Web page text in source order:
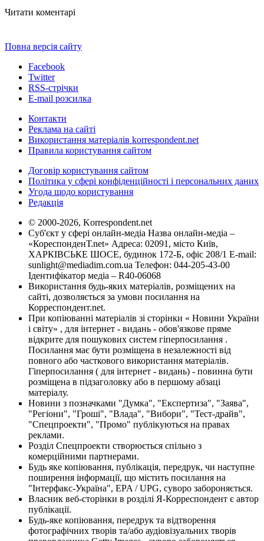
Читати коментарі
Повна версія сайту
Facebook
Twitter
RSS-стрічки
E-mail розсилка
Контакти
Реклама на сайті
Використання матеріалів korrespondent.net
Правила користування сайтом
Договір користування сайтом
Політика у сфері конфіденційності і персональних даних
Угода щодо користування
Редакція
© 2000-2026, Korrespondent.net
Суб'єкт у сфері онлайн-медіа Назва онлайн-медіа –
«КореспонденТ.net» Адреса: 02091, місто Київ,
ХАРКІВСЬКЕ ШОСЕ, будинок 172-Б, офіс 208/1 E-mail:
sunlight@mediadim.com.ua Телефон: 044-205-43-00
Ідентифікатор медіа – R40-06068
Використання будь-яких матеріалів, розміщених на
сайті, дозволяється за умови посилання на
Корреспондент.net.
При копіюванні матеріалів зі сторінки « Новини України
і світу» , для інтернет - видань - обов'язкове пряме
відкрите для пошукових систем гіперпосилання .
Посилання має бути розміщена в незалежності від
повного або часткового використання матеріалів.
Гіперпосилання ( для інтернет - видань) - повинна бути
розміщена в підзаголовку або в першому абзаці
матеріалу.
Новини з позначками "Думка", "Експертиза", "Заява",
"Регіони", "Гроші", "Влада", "Вибори", "Тест-драйв",
"Спецпроекти", "Промо" публікуються на правах
реклами.
Розділ Спецпроекти створюється спільно з
комерційними партнерами.
Будь яке копіювання, публікація, передрук, чи наступне
поширення інформації, що містить посилання на
"Інтерфакс-Україна", EPA / UPG, суворо забороняється.
Власник веб-сторінки в розділі Я-Корреспондент є автор
публікації.
Будь-яке копіювання, передрук та відтворення
фотографічних творів та/або аудіовізуальних творів